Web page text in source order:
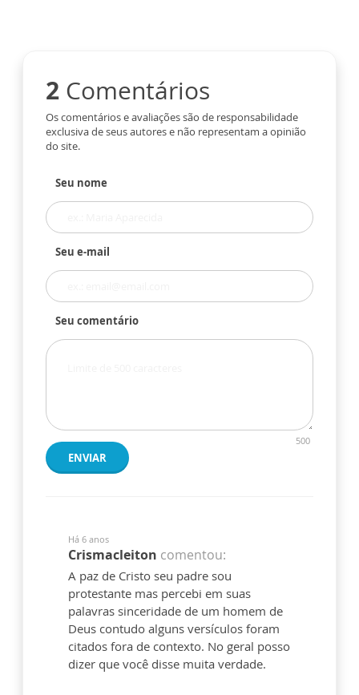
2 Comentários
Os comentários e avaliações são de responsabilidade
exclusiva de seus autores e não representam a opinião
do site.
Seu nome
Seu e-mail
Seu comentário
500
ENVIAR
Há 6 anos
Crismacleiton comentou:
A paz de Cristo seu padre sou
protestante mas percebi em suas
palavras sinceridade de um homem de
Deus contudo alguns versículos foram
citados fora de contexto. No geral posso
dizer que você disse muita verdade.